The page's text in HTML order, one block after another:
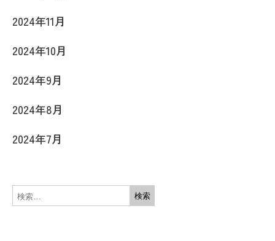
2024年11月
2024年10月
2024年9月
2024年8月
2024年7月